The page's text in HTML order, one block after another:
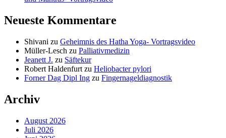
Neueste Kommentare
Shivani zu Geheimnis des Hatha Yoga- Vortragsvideo
Müller-Lesch zu Palliativmedizin
Jeanett J. zu Säftekur
Robert Haldenfurt zu Heliobacter pylori
Forner Dag Dipl Ing zu Fingernageldiagnostik
Archiv
August 2026
Juli 2026